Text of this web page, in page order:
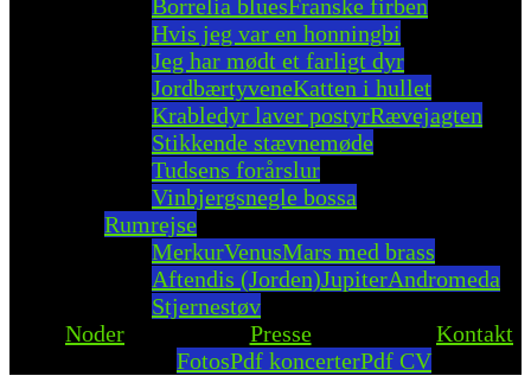
Borrelia bluesFranske firben
Hvis jeg var en honningbi
Jeg har mødt et farligt dyr
JordbærtyveneKatten i hullet
Krabledyr laver postyrRævejagten
Stikkende stævnemøde
Tudsens forårslur
Vinbjergsnegle bossa
Rumrejse
MerkurVenusMars med brass
Aftendis (Jorden)JupiterAndromeda
Stjernestøv
Noder
Presse
FotosPdf koncerterPdf CV
Kontakt